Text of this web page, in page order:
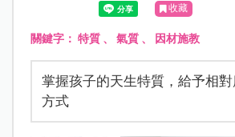
收藏
關鍵字： 特質、 氣質、 因材施教
掌握孩子的天生特質，給予相
方式